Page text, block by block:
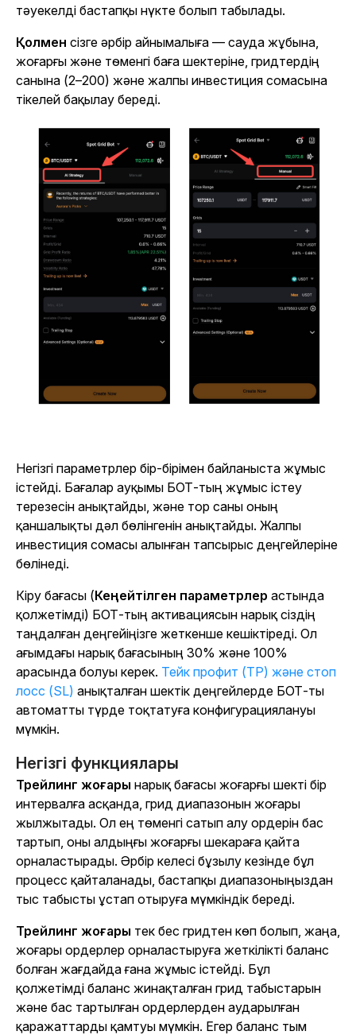
тәуекелді бастапқы нүкте болып табылады.
Қолмен сізге әрбір айнымалыға — сауда жұбына,
жоғарғы және төменгі баға шектеріне, гридтердің
санына (2–200) және жалпы инвестиция сомасына
тікелей бақылау береді.
Негізгі параметрлер бір-бірімен байланыста жұмыс
істейді. Бағалар ауқымы БОТ-тың жұмыс істеу
терезесін анықтайды, және тор саны оның
қаншалықты дәл бөлінгенін анықтайды. Жалпы
инвестиция сомасы алынған тапсырыс деңгейлеріне
бөлінеді.
Кіру бағасы (Кеңейтілген параметрлер астында
қолжетімді) БОТ-тың активациясын нарық сіздің
таңдалған деңгейіңізге жеткенше кешіктіреді. Ол
ағымдағы нарық бағасының 30% және 100%
арасында болуы керек. Тейк профит (TP) және стоп
лосс (SL) анықталған шектік деңгейлерде БОТ-ты
автоматты түрде тоқтатуға конфигурациялануы
мүмкін.
Негізгі функциялары
Трейлинг жоғары нарық бағасы жоғарғы шекті бір
интервалға асқанда, грид диапазонын жоғары
жылжытады. Ол ең төменгі сатып алу ордерін бас
тартып, оны алдыңғы жоғарғы шекараға қайта
орналастырады. Әрбір келесі бұзылу кезінде бұл
процесс қайталанады, бастапқы диапазоныңыздан
тыс табысты ұстап отыруға мүмкіндік береді.
Трейлинг жоғары тек бес гридтен көп болып, жаңа,
жоғары ордерлер орналастыруға жеткілікті баланс
болған жағдайда ғана жұмыс істейді. Бұл
қолжетімді баланс жинақталған грид табыстарын
және бас тартылған ордерлерден аударылған
қаражаттарды қамтуы мүмкін. Егер баланс тым